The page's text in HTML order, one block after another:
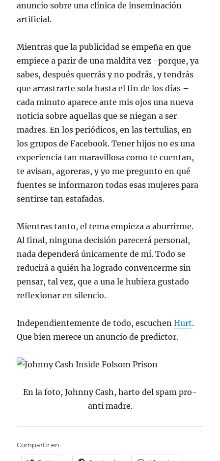
anuncio sobre una clínica de inseminación
artificial.
Mientras que la publicidad se empeña en que
empiece a parir de una maldita vez -porque, ya
sabes, después querrás y no podrás, y tendrás
que arrastrarte sola hasta el fin de los días –
cada minuto aparece ante mis ojos una nueva
noticia sobre aquellas que se niegan a ser
madres. En los periódicos, en las tertulias, en
los grupos de Facebook. Tener hijos no es una
experiencia tan maravillosa como te cuentan,
te avisan, agoreras, y yo me pregunto en qué
fuentes se informaron todas esas mujeres para
sentirse tan estafadas.
Mientras tanto, el tema empieza a aburrirme.
Al final, ninguna decisión parecerá personal,
nada dependerá únicamente de mí. Todo se
reducirá a quién ha logrado convencerme sin
pensar, tal vez, que a una le hubiera gustado
reflexionar en silencio.
Independientemente de todo, escuchenHurt.
Que bien merece un anuncio de predictor.
En la foto, Johnny Cash, harto del spam pro-
anti madre.
Compartir en: